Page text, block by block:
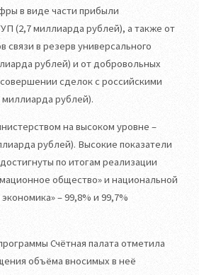
в виде части прибыли
(2,7 миллиарда рублей), а также от
связи в резерв универсального
рублей) и от добровольных
сделок с российскими
рублей).
на высоком уровне –
рублей). Высокие показатели
по итогам реализации
общество» и национальной
– 99,8% и 99,7%
Счётная палата отметила
объёма вносимых в неё